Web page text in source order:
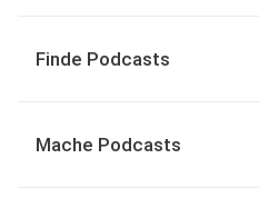
Finde Podcasts
Mache Podcasts